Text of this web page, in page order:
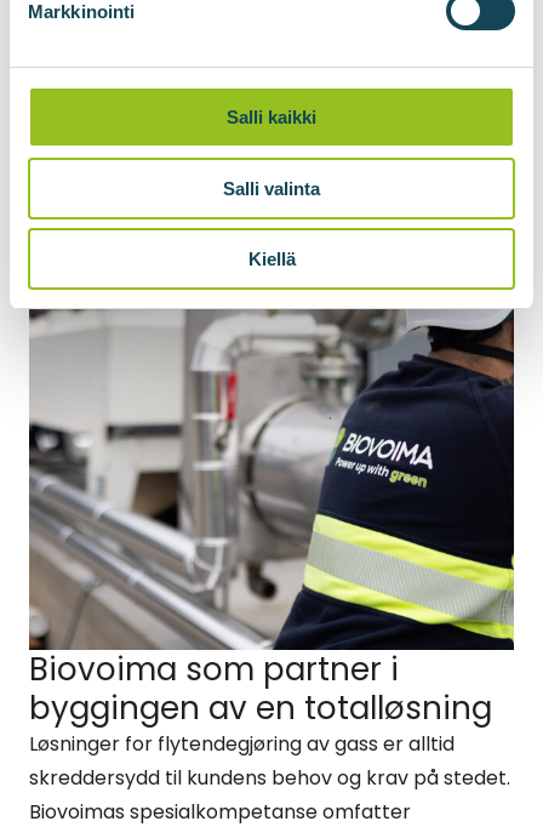
Markkinointi
Salli kaikki
Salli valinta
Kiellä
Be om et tilbud
Biovoima som partner i
byggingen av en totalløsning
Løsninger for flytendegjøring av gass er alltid
skreddersydd til kundens behov og krav på stedet.
Biovoimas spesialkompetanse omfatter